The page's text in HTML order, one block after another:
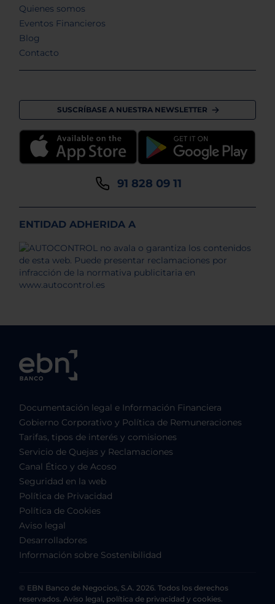
Quienes somos
Eventos Financieros
Blog
Contacto
SUSCRÍBASE A NUESTRA NEWSLETTER
91 828 09 11
ENTIDAD ADHERIDA A
Documentación legal e Información Financiera
Gobierno Corporativo y Política de Remuneraciones
Tarifas, tipos de interés y comisiones
Servicio de Quejas y Reclamaciones
Canal Ético y de Acoso
Seguridad en la web
Política de Privacidad
Política de Cookies
Aviso legal
Desarrolladores
Información sobre Sostenibilidad
© EBN Banco de Negocios, S.A. 2026. Todos los derechos
reservados. Aviso legal, política de privacidad y cookies.